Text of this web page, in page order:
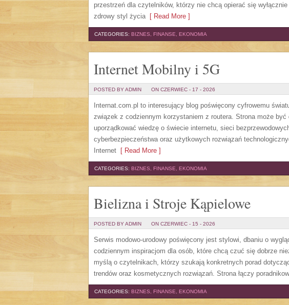
przestrzeń dla czytelników, którzy nie chcą opierać się
zdrowy styl życia[ Read More ]
CATEGORIES: BIZNES, FINANSE, EKONOMIA
Internet Mobilny i 5G
POSTED BY ADMIN ON CZERWIEC - 17 - 2026
Internat.com.pl to interesujący blog poświęcony cyfrowemu
związek z codziennym korzystaniem z routera. Strona może
uporządkować wiedzę o świecie internetu, sieci
cyberbezpieczeństwa oraz użytkowych rozwiązań
Internet [ Read More ]
CATEGORIES: BIZNES, FINANSE, EKONOMIA
Bielizna i Stroje Kąpielowe
POSTED BY ADMIN ON CZERWIEC - 15 - 2026
Serwis modowo-urodowy poświęcony jest stylowi, dbaniu o
codziennym inspiracjom dla osób, które chcą czuć się dobrze
myślą o czytelnikach, którzy szukają konkretnych porad
trendów oraz kosmetycznych rozwiązań. Strona łączy
CATEGORIES: BIZNES, FINANSE, EKONOMIA